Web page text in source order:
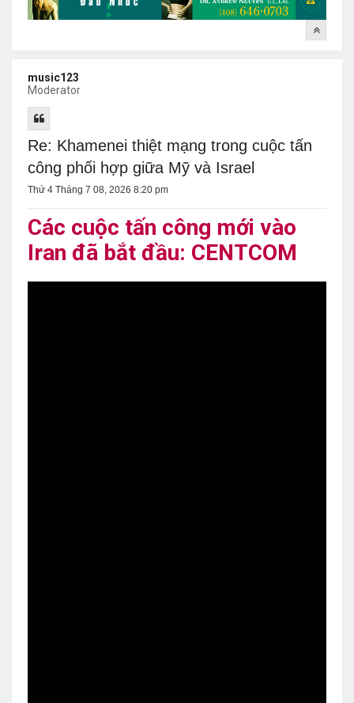
music123
Moderator
Re: Khamenei thiệt mạng trong cuộc tấn
công phối hợp giữa Mỹ và Israel
Thứ 4 Tháng 7 08, 2026 8:20 pm
Các cuộc tấn công mới vào
Iran đã bắt đầu: CENTCOM